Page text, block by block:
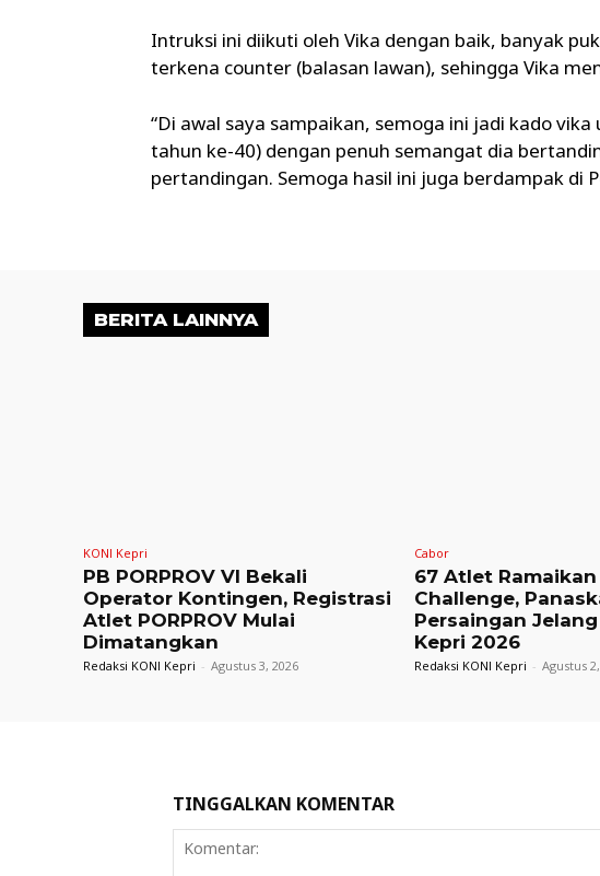
Intruksi ini diikuti oleh Vika dengan baik, banyak
terkena counter (balasan lawan), sehingga Vika
“Di awal saya sampaikan, semoga ini jadi kado
tahun ke-40) dengan penuh semangat dia
pertandingan. Semoga hasil ini juga berdampak di
BERITA LAINNYA
KONI Kepri
PB PORPROV VI Bekali
Operator Kontingen, Registrasi
Atlet PORPROV Mulai
Dimatangkan
Redaksi KONI Kepri - Agustus 3, 2026
Cabor
67 Atlet
Challenge,
Persaingan
Kepri 2026
Redaksi KONI Kepri - Agustus
TINGGALKAN KOMENTAR